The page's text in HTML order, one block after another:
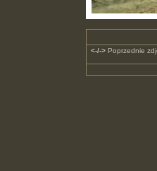
<-/->Poprzednie